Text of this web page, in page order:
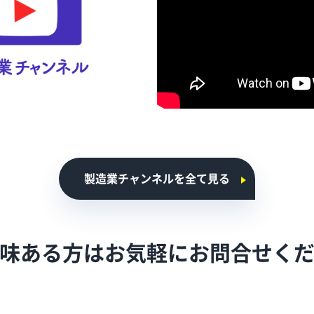
製造業チャンネルを全て見る
ある方はお気軽にお問合せく